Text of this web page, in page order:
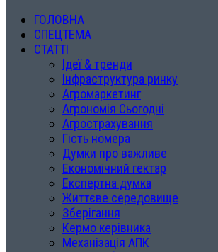
ГОЛОВНА
СПЕЦТЕМА
СТАТТІ
Ідеї & тренди
Інфраструктура ринку
Агромаркетинг
Агрономія Сьогодні
Агрострахування
Гість номера
Думки про важливе
Економічний гектар
Експертна думка
Життєве середовище
Зберігання
Кермо керівника
Механізація АПК